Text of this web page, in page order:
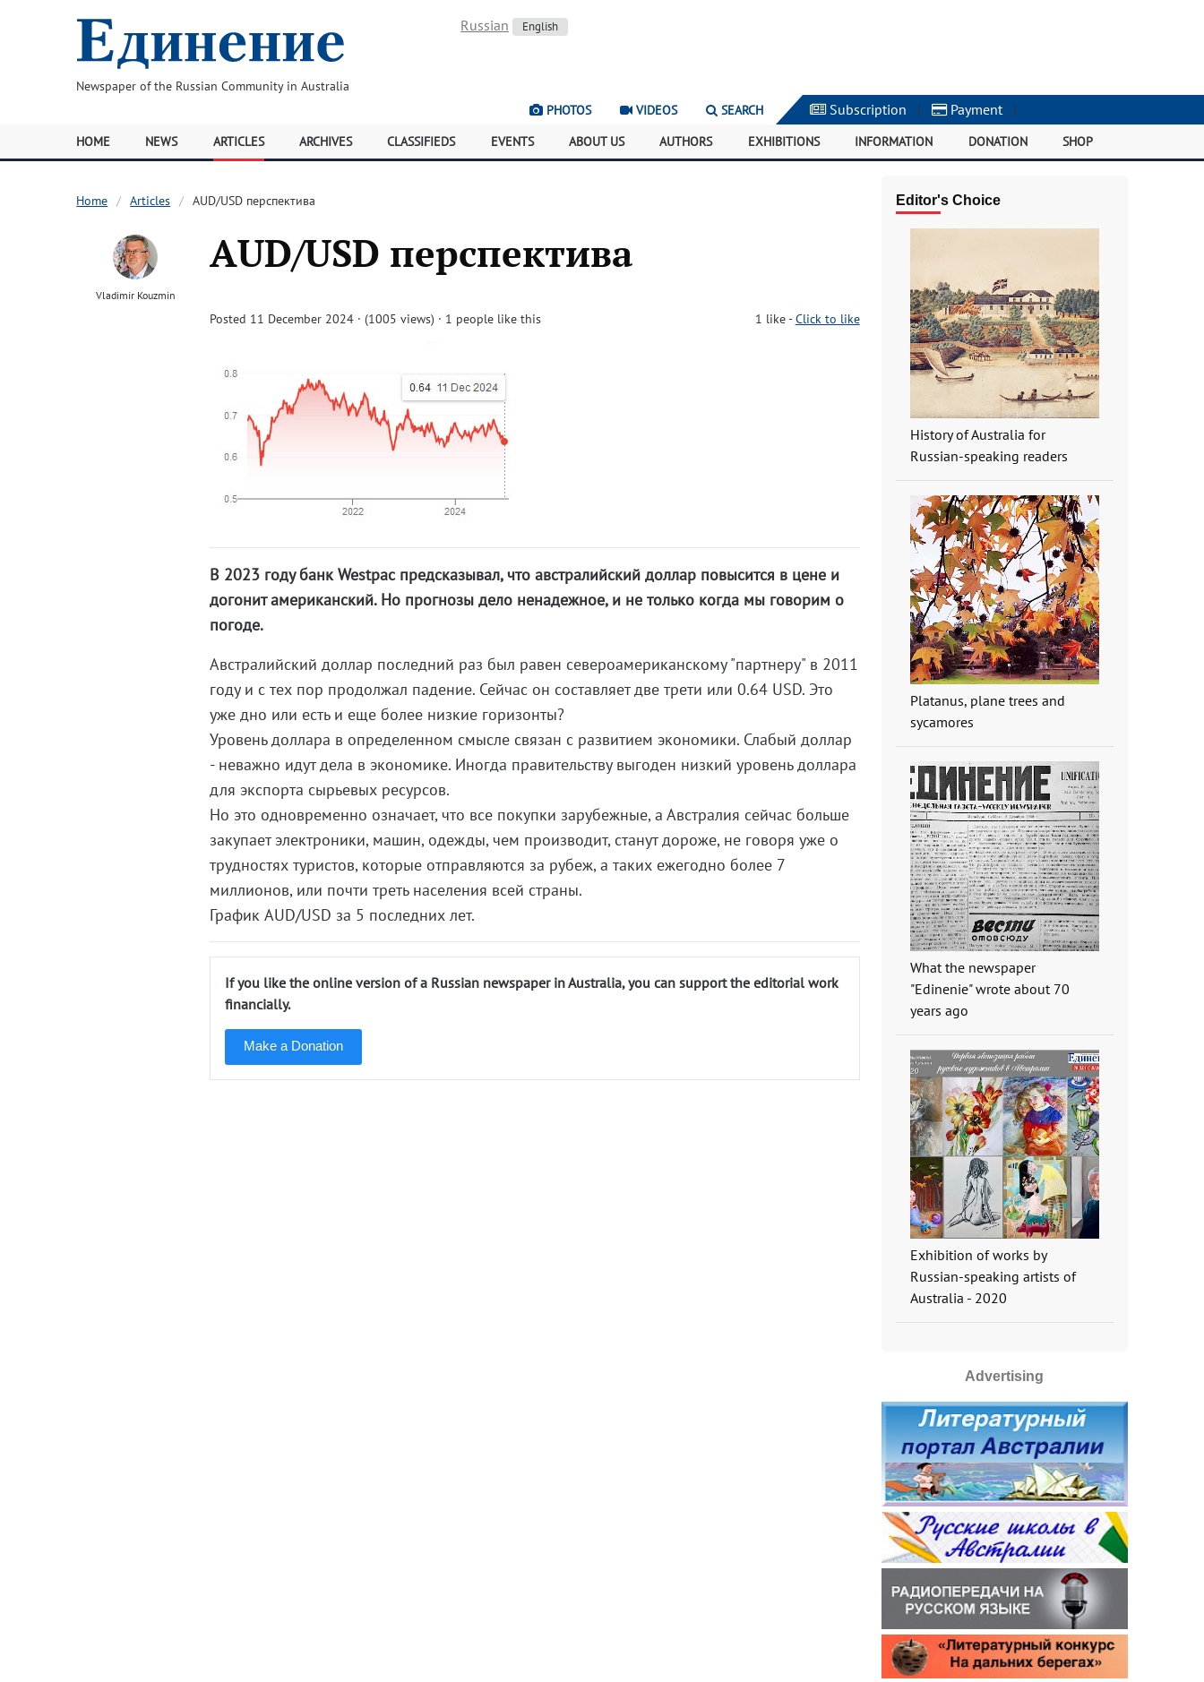
Newspaper of the Russian Community in Australia
Russian English
PHOTOS VIDEOS SEARCH Subscription | Payment |
HOME NEWS ARTICLES ARCHIVES CLASSIFIEDS EVENTS ABOUT US AUTHORS EXHIBITIONS INFORMATION DONATION SHOP
Home Articles AUD/USD перспектива
Vladimir Kouzmin
AUD/USD перспектива
Posted 11 December 2024 · (1005 views) · 1 people like this 1 like-Click to like
В 2023 году банк Westpac предсказывал, что австралийский доллар повысится в цене и
догонит американский. Но прогнозы дело ненадежное, и не только когда мы говорим о
погоде.
Австралийский доллар последний раз был равен североамериканскому "партнеру" в 2011
году и с тех пор продолжал падение. Сейчас он составляет две трети или 0.64 USD. Это
уже дно или есть и еще более низкие горизонты?
Уровень доллара в определенном смысле связан с развитием экономики. Слабый доллар
- неважно идут дела в экономике. Иногда правительству выгоден низкий уровень доллара
для экспорта сырьевых ресурсов.
Но это одновременно означает, что все покупки зарубежные, а Австралия сейчас больше
закупает электроники, машин, одежды, чем производит, станут дороже, не говоря уже о
трудностях туристов, которые отправляются за рубеж, а таких ежегодно более 7
миллионов, или почти треть населения всей страны.
График AUD/USD за 5 последних лет.
If you like the online version of a Russian newspaper in Australia, you can support the editorial work
financially.
Make a Donation
Editor's Choice
History of Australia for
Russian-speaking readers
Platanus, plane trees and
sycamores
What the newspaper
"Edinenie" wrote about 70
years ago
Exhibition of works by
Russian-speaking artists of
Australia - 2020
Advertising